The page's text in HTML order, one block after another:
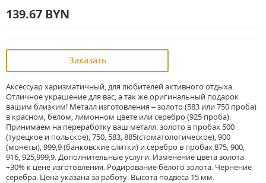
139.67 BYN
Заказать
Аксессуар харизматичный, для любителей активного отдыха.
Отличное украшение для вас, а так же оригинальный подарок
вашим близким! Металл изготовления – золото (583 или 750 проба)
в красном, белом, лимонном цвете или серебро (925 проба).
Принимаем на переработку ваш металл: золото в пробах 500
(турецкое и польское), 750, 583, 885(стоматологическое), 900
(монеты), 999,9 (банковские слитки) и серебро в пробах 875, 900,
916, 925,999,9. Дополнительные услуги: Изменение цвета золота
+30% к цене изготовления. Родирование белого золота. Чернение
серебра. Цена указана за работу. Высота подвеса 15 мм.